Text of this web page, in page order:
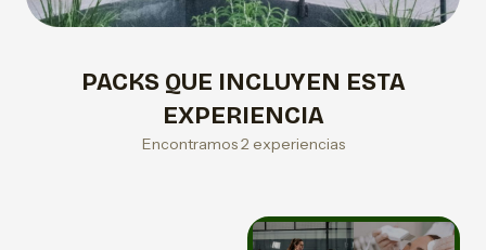
PACKS QUE INCLUYEN ESTA
EXPERIENCIA
Encontramos 2 experiencias